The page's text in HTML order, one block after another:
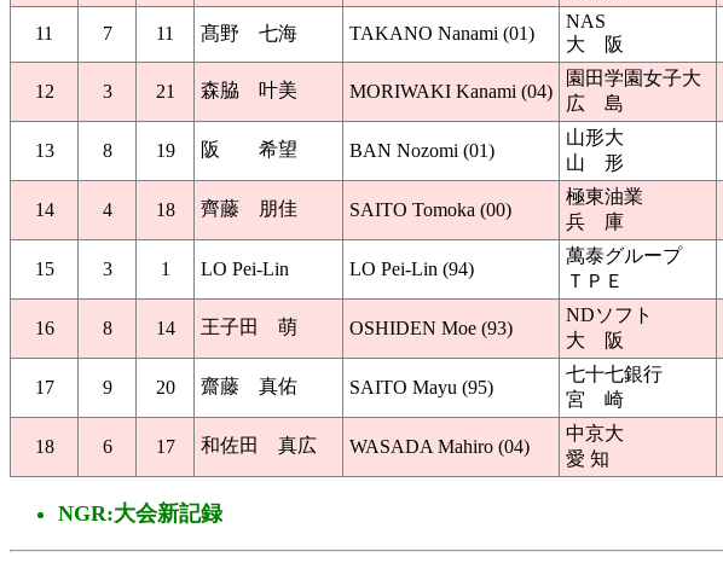
11 7 11 髙野 七海 TAKANO Nanami (01)
NAS
大 阪
12 3 21 森脇 叶美 MORIWAKI Kanami (04)
園田学園女子大
広 島
13 8 19 阪 希望 BAN Nozomi (01)
山形大
山 形
14 4 18 齊藤 朋佳 SAITO Tomoka (00)
極東油業
兵 庫
15 3 1 LO Pei-Lin LO Pei-Lin (94)
萬泰グループ
ＴＰＥ
16 8 14 王子田 萌 OSHIDEN Moe (93)
NDソフト
大 阪
17 9 20 齋藤 真佑 SAITO Mayu (95)
七十七銀行
宮 崎
18 6 17 和佐田 真広 WASADA Mahiro (04)
中京大
愛 知
NGR:大会新記録